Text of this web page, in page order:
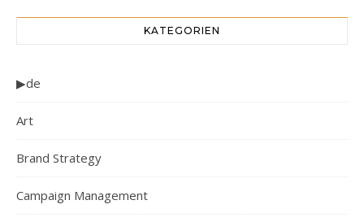
KATEGORIEN
▶de
Art
Brand Strategy
Campaign Management